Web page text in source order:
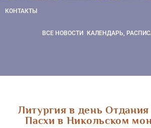
КОНТАКТЫ
ВСЕ НОВОСТИ КАЛЕНДАРЬ,
Литургия в день
Пасхи в Никольском